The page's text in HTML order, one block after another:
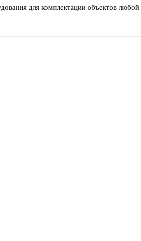
для комплектации объектов любой